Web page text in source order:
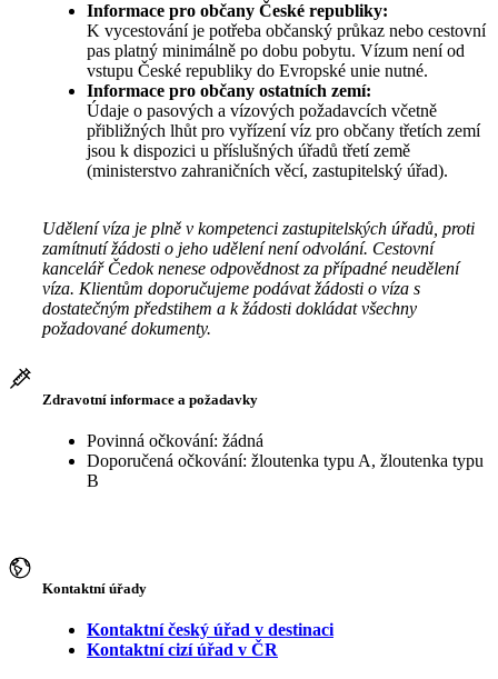
Informace pro občany České republiky:
K vycestování je potřeba občanský průkaz nebo cestovní
pas platný minimálně po dobu pobytu. Vízum není od
vstupu České republiky do Evropské unie nutné.
Informace pro občany ostatních zemí:
Údaje o pasových a vízových požadavcích včetně
přibližných lhůt pro vyřízení víz pro občany třetích zemí
jsou k dispozici u příslušných úřadů třetí země
(ministerstvo zahraničních věcí, zastupitelský úřad).
Udělení víza je plně v kompetenci zastupitelských úřadů, proti
zamítnutí žádosti o jeho udělení není odvolání. Cestovní
kancelář Čedok nenese odpovědnost za případné neudělení
víza. Klientům doporučujeme podávat žádosti o víza s
dostatečným předstihem a k žádosti dokládat všechny
požadované dokumenty.
Zdravotní informace a požadavky
Povinná očkování: žádná
Doporučená očkování: žloutenka typu A, žloutenka typu
B
Kontaktní úřady
Kontaktní český úřad v destinaci
Kontaktní cizí úřad v ČR